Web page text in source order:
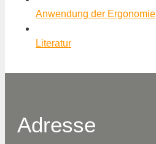
Anwendung der Ergonomie
Literatur
Adresse